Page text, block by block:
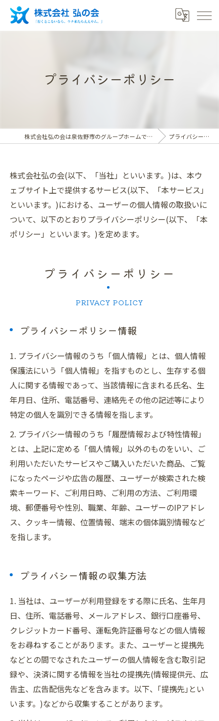
プライバシーポリシー
株式会社弘の会は泉佐野市のグループホームで働ける介護スタッフ求人 プライバシーポリシー
株式会社弘の会(以下、「当社」といいます。)は、本ウ
ェブサイト上で提供するサービス(以下、「本サービス」
といいます。)における、ユーザーの個人情報の取扱いに
ついて、以下のとおりプライバシーポリシー(以下、「本
ポリシー」といいます。)を定めます。
プライバシーポリシー
PRIVACY POLICY
プライバシーポリシー情報
1. プライバシー情報のうち「個人情報」とは、個人情報
保護法にいう「個人情報」を指すものとし、生存する個
人に関する情報であって、当該情報に含まれる氏名、生
年月日、住所、電話番号、連絡先その他の記述等により
特定の個人を識別できる情報を指します。
2. プライバシー情報のうち「履歴情報および特性情報」
とは、上記に定める「個人情報」以外のものをいい、ご
利用いただいたサービスやご購入いただいた商品、ご覧
になったページや広告の履歴、ユーザーが検索された検
索キーワード、ご利用日時、ご利用の方法、ご利用環
境、郵便番号や性別、職業、年齢、ユーザーのIPアドレ
ス、クッキー情報、位置情報、端末の個体識別情報など
を指します。
プライバシー情報の収集方法
1. 当社は、ユーザーが利用登録をする際に氏名、生年月
日、住所、電話番号、メールアドレス、銀行口座番号、
クレジットカード番号、運転免許証番号などの個人情報
をお尋ねすることがあります。また、ユーザーと提携先
などとの間でなされたユーザーの個人情報を含む取引記
録や、決済に関する情報を当社の提携先(情報提供元、広
告主、広告配信先などを含みます。以下、｢提携先｣とい
います。)などから収集することがあります。